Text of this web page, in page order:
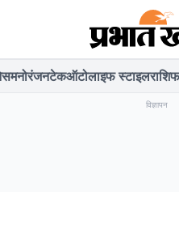
मनोरंजनटेकऑटोलाइफ स्टाइल
विज्ञापन